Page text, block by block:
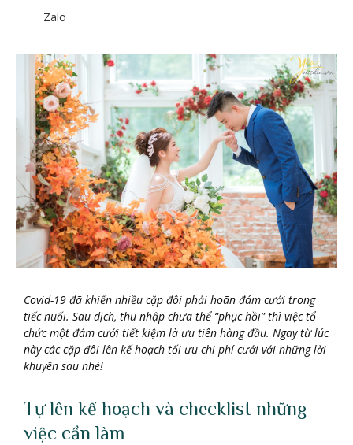
Zalo
Covid-19 đã khiến nhiều cặp đôi phải hoãn đám cưới trong
tiếc nuối. Sau dịch, thu nhập chưa thể “phục hồi” thì việc tổ
chức một đám cưới tiết kiệm là ưu tiên hàng đầu. Ngay từ lúc
này các cặp đôi lên kế hoạch tối ưu chi phí cưới với những lời
khuyên sau nhé!
Tự lên kế hoạch và checklist những
việc cần làm